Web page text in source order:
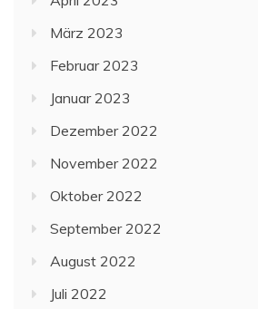
März 2023
Februar 2023
Januar 2023
Dezember 2022
November 2022
Oktober 2022
September 2022
August 2022
Juli 2022